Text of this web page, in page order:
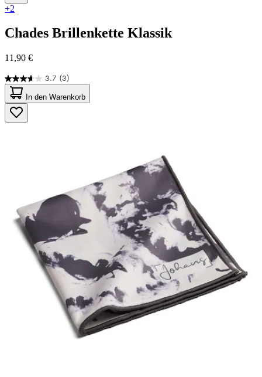
+2
Chades Brillenkette Klassik
11,90 €
3.7 (3)
3.7
von
5
Sternen.
3
In den Warenkorb